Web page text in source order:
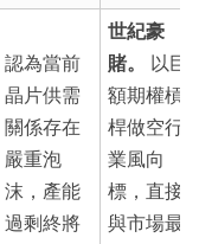
認為當前
晶片供需
關係存在
嚴重泡
沫，產能
過剩終將
世紀豪
賭。
以巨
額期權槓
桿做空行
業風向
標，直接
與市場最